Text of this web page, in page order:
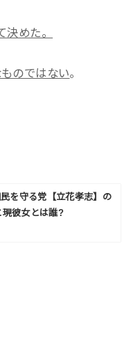
めた。
のではない。
を守る党【立花孝志】の
現彼女とは誰?